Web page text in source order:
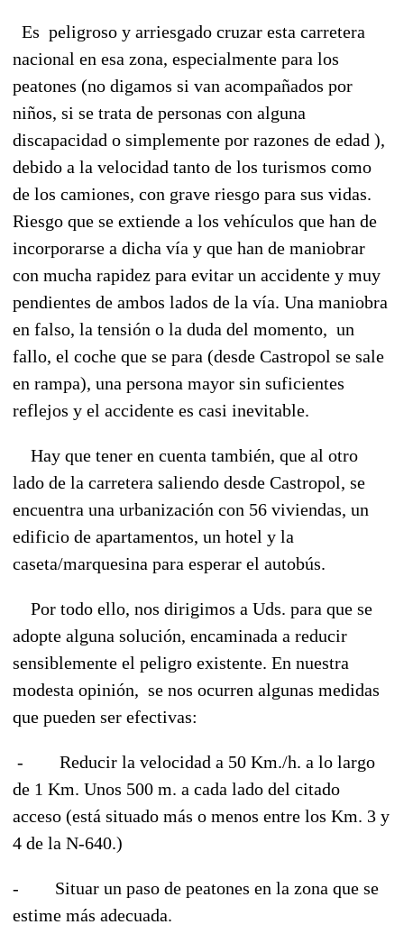
Es peligroso y arriesgado cruzar esta carretera
nacional en esa zona, especialmente para los
peatones (no digamos si van acompañados por
niños, si se trata de personas con alguna
discapacidad o simplemente por razones de edad ),
debido a la velocidad tanto de los turismos como
de los camiones, con grave riesgo para sus vidas.
Riesgo que se extiende a los vehículos que han de
incorporarse a dicha vía y que han de maniobrar
con mucha rapidez para evitar un accidente y muy
pendientes de ambos lados de la vía. Una maniobra
en falso, la tensión o la duda del momento, un
fallo, el coche que se para (desde Castropol se sale
en rampa), una persona mayor sin suficientes
reflejos y el accidente es casi inevitable.
Hay que tener en cuenta también, que al otro
lado de la carretera saliendo desde Castropol, se
encuentra una urbanización con 56 viviendas, un
edificio de apartamentos, un hotel y la
caseta/marquesina para esperar el autobús.
Por todo ello, nos dirigimos a Uds. para que se
adopte alguna solución, encaminada a reducir
sensiblemente el peligro existente. En nuestra
modesta opinión, se nos ocurren algunas medidas
que pueden ser efectivas:
- Reducir la velocidad a 50 Km./h. a lo largo
de 1 Km. Unos 500 m. a cada lado del citado
acceso (está situado más o menos entre los Km. 3 y
4 de la N-640.)
- Situar un paso de peatones en la zona que se
estime más adecuada.